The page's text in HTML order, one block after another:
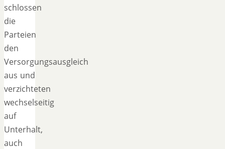
schlossen
die
Parteien
den
Versorgungsausgleich
aus und
verzichteten
wechselseitig
auf
Unterhalt,
auch